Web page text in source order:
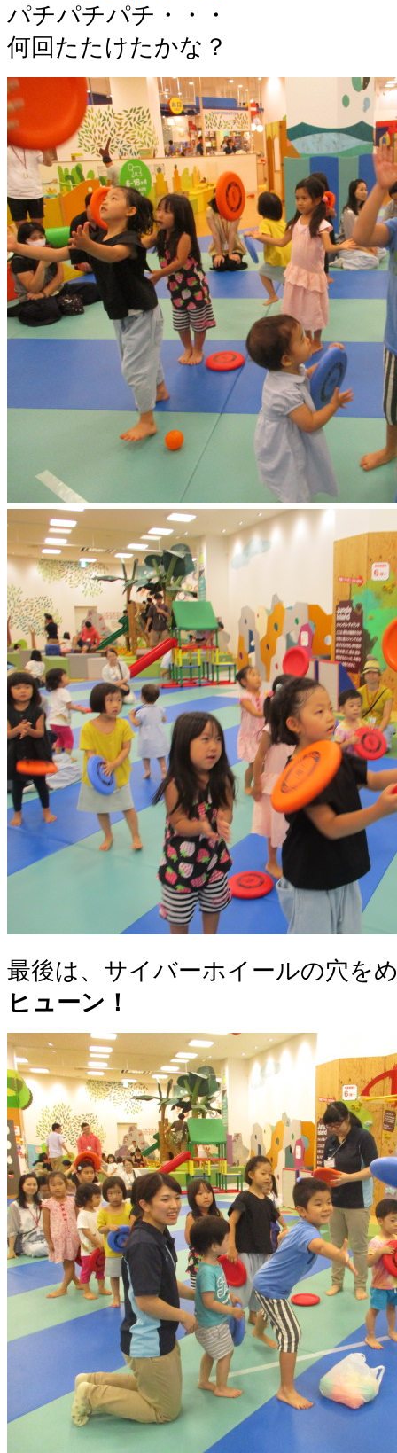
パチパチパチ・・・
何回たたけたかな？
最後は、サイバーホイールの穴を
ヒューン！